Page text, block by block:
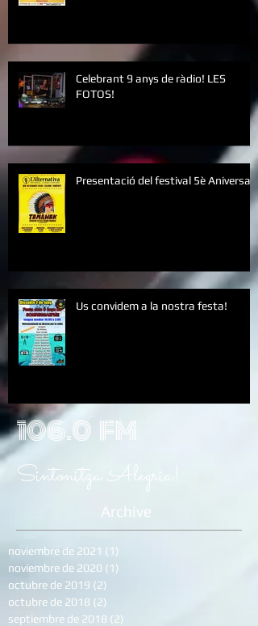
Celebrant 9 anys de ràdio! LES
FOTOS!
Presentació del festival 5è Aniversari
Us convidem a la nostra festa!
106.0 FM
Sintonitza Alegria!
Archive
noviembre de 2021 (1)
noviembre de 2020 (1)
octubre de 2019 (2)
octubre de 2018 (2)
septiembre de 2018 (2)